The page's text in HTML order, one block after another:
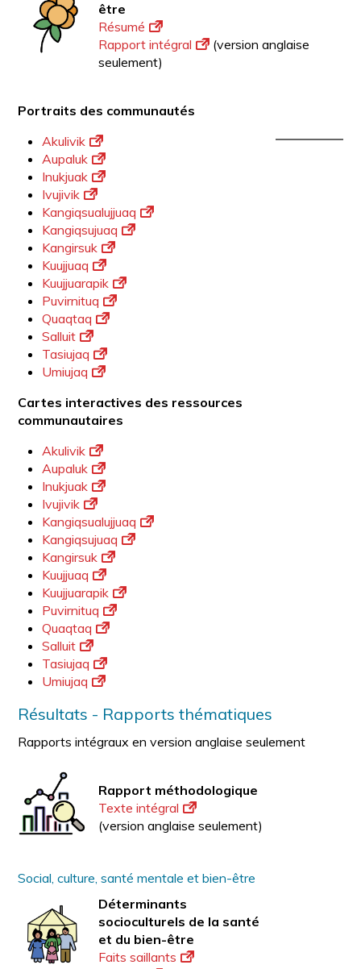
être
Résumé
Rapport intégral
(version anglaise
seulement)
Portraits des communautés
Akulivik
Aupaluk
Inukjuak
Ivujivik
Kangiqsualujjuaq
Kangiqsujuaq
Kangirsuk
Kuujjuaq
Kuujjuarapik
Puvirnituq
Quaqtaq
Salluit
Tasiujaq
Umiujaq
Cartes interactives des ressources
communautaires
Akulivik
Aupaluk
Inukjuak
Ivujivik
Kangiqsualujjuaq
Kangiqsujuaq
Kangirsuk
Kuujjuaq
Kuujjuarapik
Puvirnituq
Quaqtaq
Salluit
Tasiujaq
Umiujaq
Résultats - Rapports thématiques
Rapports intégraux en version anglaise seulement
Rapport méthodologique
Texte intégral
(version anglaise seulement)
Social, culture, santé mentale et bien-être
Déterminants
socioculturels de la santé
et du bien-être
Faits saillants